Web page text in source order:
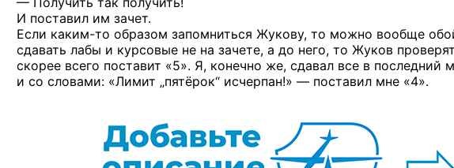
И поставил им зачет.
Если каким-то образом запомниться Жукову, то можно вообще
сдавать лабы и курсовые не на зачете, а до него, то Жуков
скорее всего поставит «5». Я, конечно же, сдавал все в
и со словами: «Лимит „пятёрок“ исчерпан!» — поставил мне «4».